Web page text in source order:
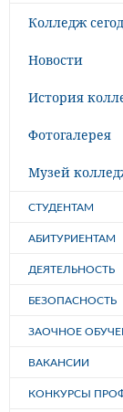
Колледж
Новости
История
Фотогалерея
Музей
СТУДЕНТАМ
АБИТУРИЕНТАМ
ДЕЯТЕЛЬНОСТЬ
БЕЗОПАСНОСТЬ
ЗАОЧНОЕ
ВАКАНСИИ
КОНКУРСЫ